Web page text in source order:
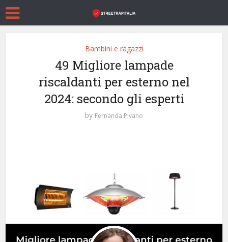
Bambini e ragazzi
49 Migliore lampade
riscaldanti per esterno nel
2024: secondo gli esperti
by Fernanda Pivano